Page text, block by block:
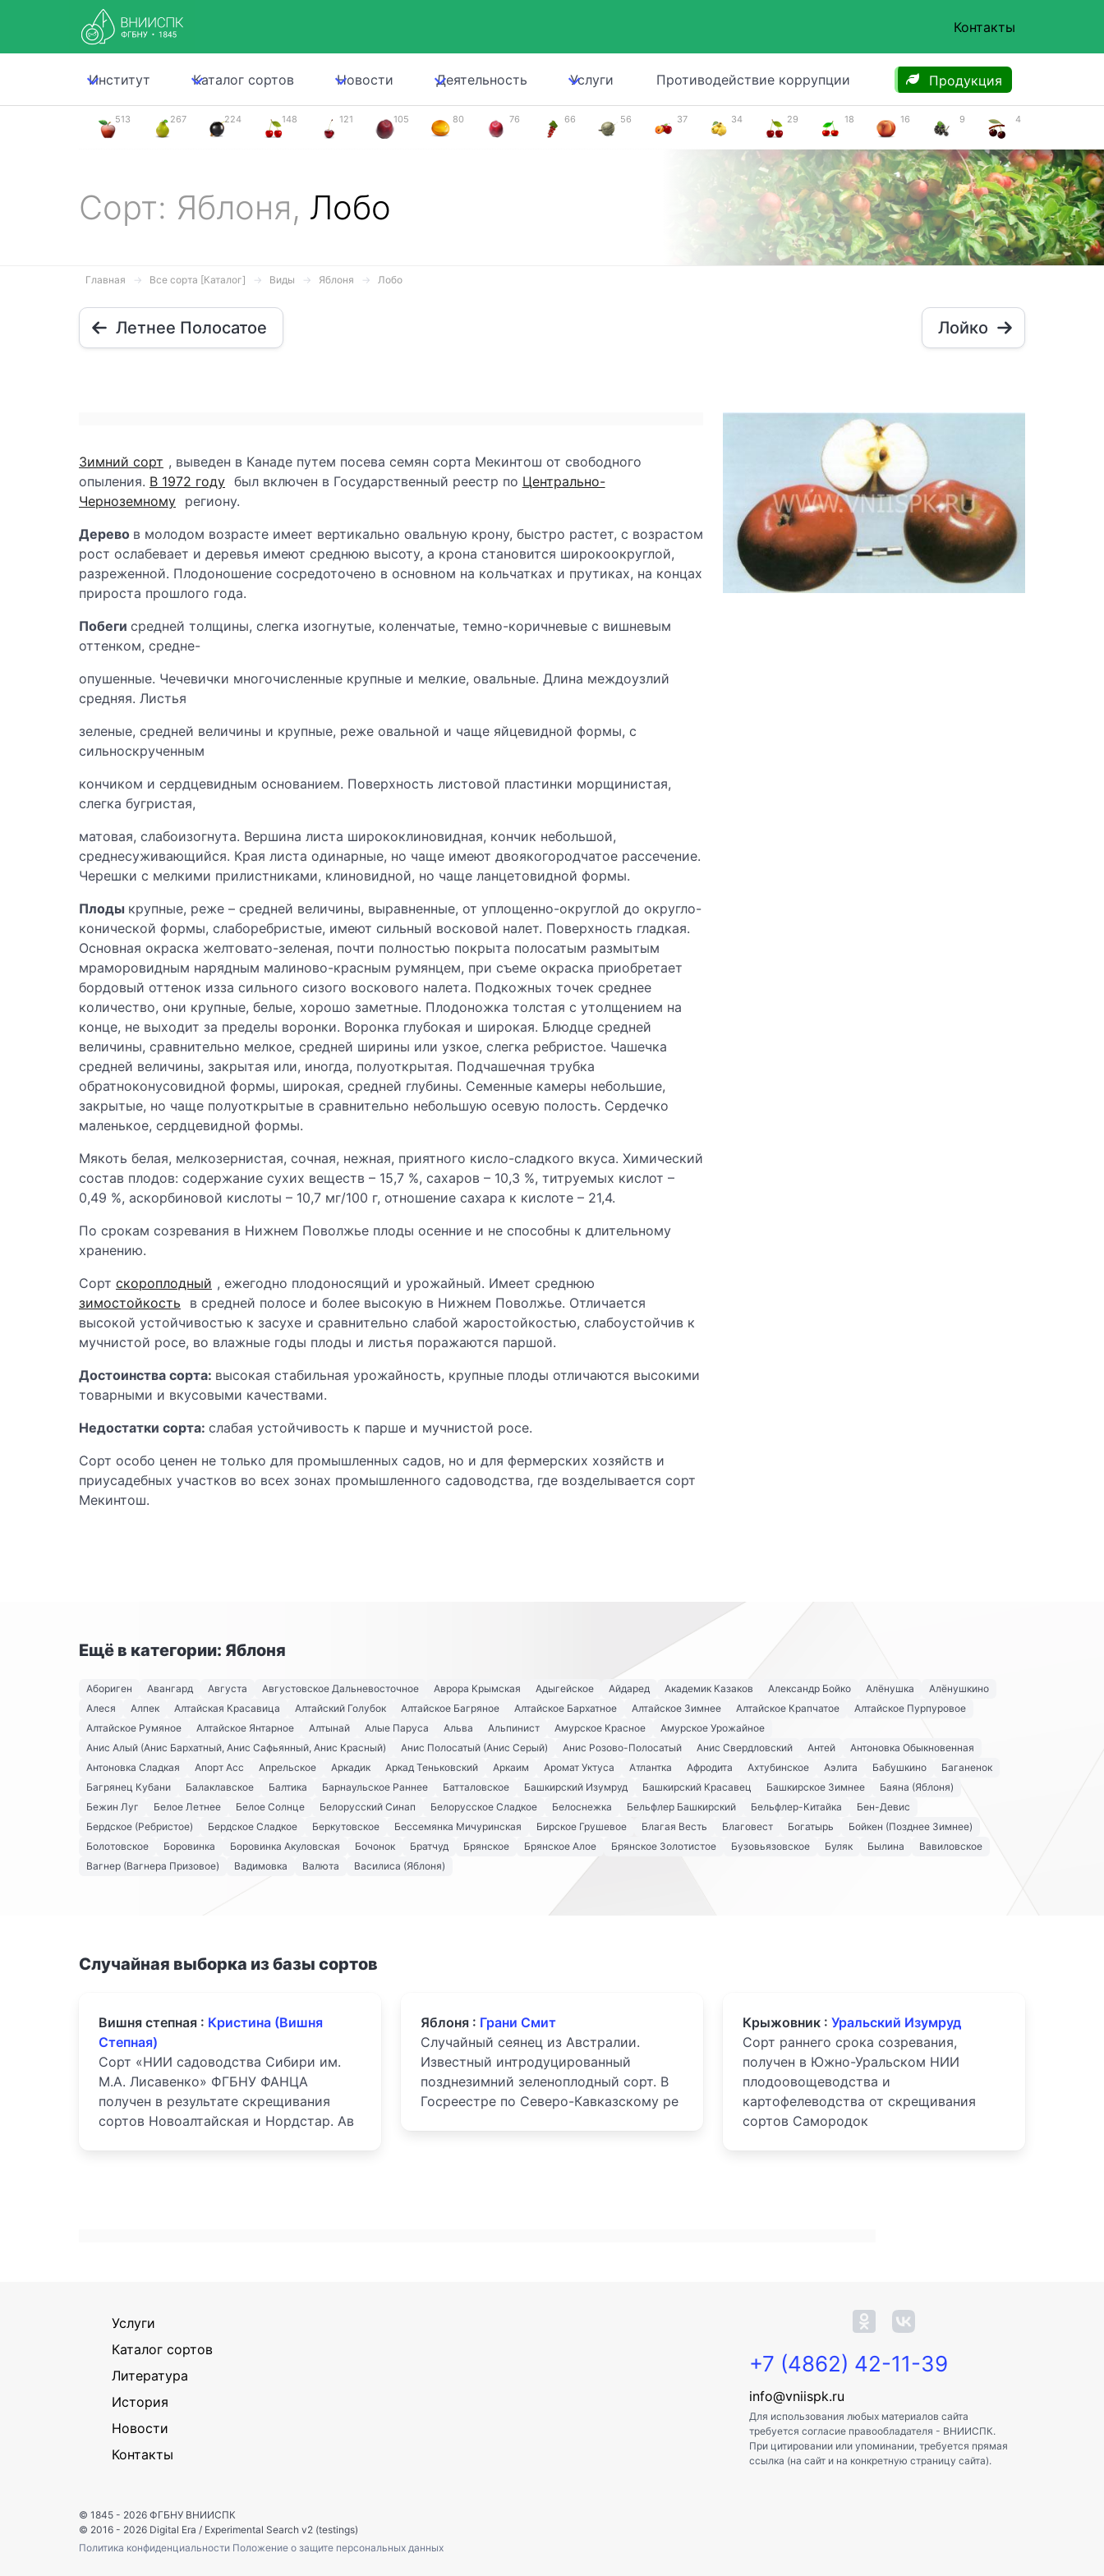
Контакты
Институт Каталог сортов Новости Деятельность Услуги Противодействие коррупции Продукция
513 267 224 148 121 105 80 76 66 56 37 34 29 18 16 9 4
Сорт: Яблоня, Лобо
Главная Все сорта [Каталог] Виды Яблоня Лобо
Летнее Полосатое Лойко
Зимний сорт , выведен в Канаде путем посева семян сорта Мекинтош от свободного
опыления. В 1972 году был включен в Государственный реестр по Центрально-
Черноземному региону.
Дерево в молодом возрасте имеет вертикально овальную крону, быстро растет, с возрастом
рост ослабевает и деревья имеют среднюю высоту, а крона становится широкоокруглой,
разреженной. Плодоношение сосредоточено в основном на кольчатках и прутиках, на концах
прироста прошлого года.
Побеги средней толщины, слегка изогнутые, коленчатые, темно-коричневые с вишневым
оттенком, средне-
опушенные. Чечевички многочисленные крупные и мелкие, овальные. Длина междоузлий
средняя. Листья
зеленые, средней величины и крупные, реже овальной и чаще яйцевидной формы, с
сильноскрученным
кончиком и сердцевидным основанием. Поверхность листовой пластинки морщинистая,
слегка бугристая,
матовая, слабоизогнута. Вершина листа ширококлиновидная, кончик небольшой,
среднесуживающийся. Края листа одинарные, но чаще имеют двоякогородчатое рассечение.
Черешки с мелкими прилистниками, клиновидной, но чаще ланцетовидной формы.
Плоды крупные, реже – средней величины, выравненные, от уплощенно-округлой до округло-
конической формы, слаборебристые, имеют сильный восковой налет. Поверхность гладкая.
Основная окраска желтовато-зеленая, почти полностью покрыта полосатым размытым
мраморовидным нарядным малиново-красным румянцем, при съеме окраска приобретает
бордовый оттенок изза сильного сизого воскового налета. Подкожных точек среднее
количество, они крупные, белые, хорошо заметные. Плодоножка толстая с утолщением на
конце, не выходит за пределы воронки. Воронка глубокая и широкая. Блюдце средней
величины, сравнительно мелкое, средней ширины или узкое, слегка ребристое. Чашечка
средней величины, закрытая или, иногда, полуоткрытая. Подчашечная трубка
обратноконусовидной формы, широкая, средней глубины. Семенные камеры небольшие,
закрытые, но чаще полуоткрытые в сравнительно небольшую осевую полость. Сердечко
маленькое, сердцевидной формы.
Мякоть белая, мелкозернистая, сочная, нежная, приятного кисло-сладкого вкуса. Химический
состав плодов: содержание сухих веществ – 15,7 %, сахаров – 10,3 %, титруемых кислот –
0,49 %, аскорбиновой кислоты – 10,7 мг/100 г, отношение сахара к кислоте – 21,4.
По срокам созревания в Нижнем Поволжье плоды осенние и не способны к длительному
хранению.
Сорт скороплодный , ежегодно плодоносящий и урожайный. Имеет среднюю
зимостойкость
в средней полосе и более высокую в Нижнем Поволжье. Отличается
высокой устойчивостью к засухе и сравнительно слабой жаростойкостью, слабоустойчив к
мучнистой росе, во влажные годы плоды и листья поражаются паршой.
Достоинства сорта: высокая стабильная урожайность, крупные плоды отличаются высокими
товарными и вкусовыми качествами.
Недостатки сорта: слабая устойчивость к парше и мучнистой росе.
Сорт особо ценен не только для промышленных садов, но и для фермерских хозяйств и
приусадебных участков во всех зонах промышленного садоводства, где возделывается сорт
Мекинтош.
Ещё в категории: Яблоня
Абориген Авангард Августа Августовское Дальневосточное Аврора Крымская Адыгейское Айдаред Академик Казаков Александр Бойко Алёнушка
Алёнушкино
Алеся
Алпек Алтайская Красавица Алтайский Голубок Алтайское Багряное Алтайское Бархатное Алтайское Зимнее Алтайское Крапчатое
Алтайское Пурпуровое
Алтайское Румяное
Алтайское Янтарное Алтынай Алые Паруса Альва Альпинист Амурское Красное
Амурское Урожайное
Анис Алый (Анис Бархатный, Анис Сафьянный, Анис Красный)
Анис Полосатый (Анис Серый) Анис Розово-Полосатый Анис Свердловский Антей
Антоновка Обыкновенная
Антоновка Сладкая
Апорт Асс Апрельское Аркадик Аркад Теньковский Аркаим Аромат Уктуса Атлантка Афродита Ахтубинское Аэлита Бабушкино
Баганенок
Багрянец Кубани
Балаклавское Балтика Барнаульское Раннее Батталовское Башкирский Изумруд Башкирский Красавец Башкирское Зимнее
Баяна (Яблоня)
Бежин Луг
Белое Летнее Белое Солнце Белорусский Синап Белорусское Сладкое Белоснежка Бельфлер Башкирский Бельфлер-Китайка
Бен-Девис
Бердское (Ребристое)
Бердское Сладкое Беркутовское Бессемянка Мичуринская Бирское Грушевое Благая Весть Благовест Богатырь
Бойкен (Позднее Зимнее)
Болотовское
Боровинка Боровинка Акуловская Бочонок Братчуд Брянское Брянское Алое Брянское Золотистое Бузовьязовское Буляк Былина
Вавиловское
Вагнер (Вагнера Призовое)
Вадимовка Валюта Василиса (Яблоня)
Случайная выборка из базы сортов
Вишня степная : Кристина (Вишня
Степная)
Сорт «НИИ садоводства Сибири им.
М.А. Лисавенко» ФГБНУ ФАНЦА
получен в результате скрещивания
сортов Новоалтайская и Нордстар. Ав
Яблоня : Грани Смит
Случайный сеянец из Австралии.
Известный интродуцированный
позднезимний зеленоплодный сорт. В
Госреестре по Северо-Кавказскому ре
Крыжовник : Уральский Изумруд
Сорт раннего срока созревания,
получен в Южно-Уральском НИИ
плодоовощеводства и
картофелеводства от скрещивания
сортов Самородок
Услуги
Каталог сортов
Литература
История
Новости
Контакты
+7 (4862) 42-11-39
info@vniispk.ru
Для использования любых материалов сайта
требуется согласие правообладателя - ВНИИСПК.
При цитировании или упоминании, требуется прямая
ссылка (на сайт и на конкретную страницу сайта).
© 1845 - 2026 ФГБНУ ВНИИСПК
© 2016 - 2026 Digital Era / Experimental Search v2 (testings)
Политика конфиденциальности Положение о защите персональных данных